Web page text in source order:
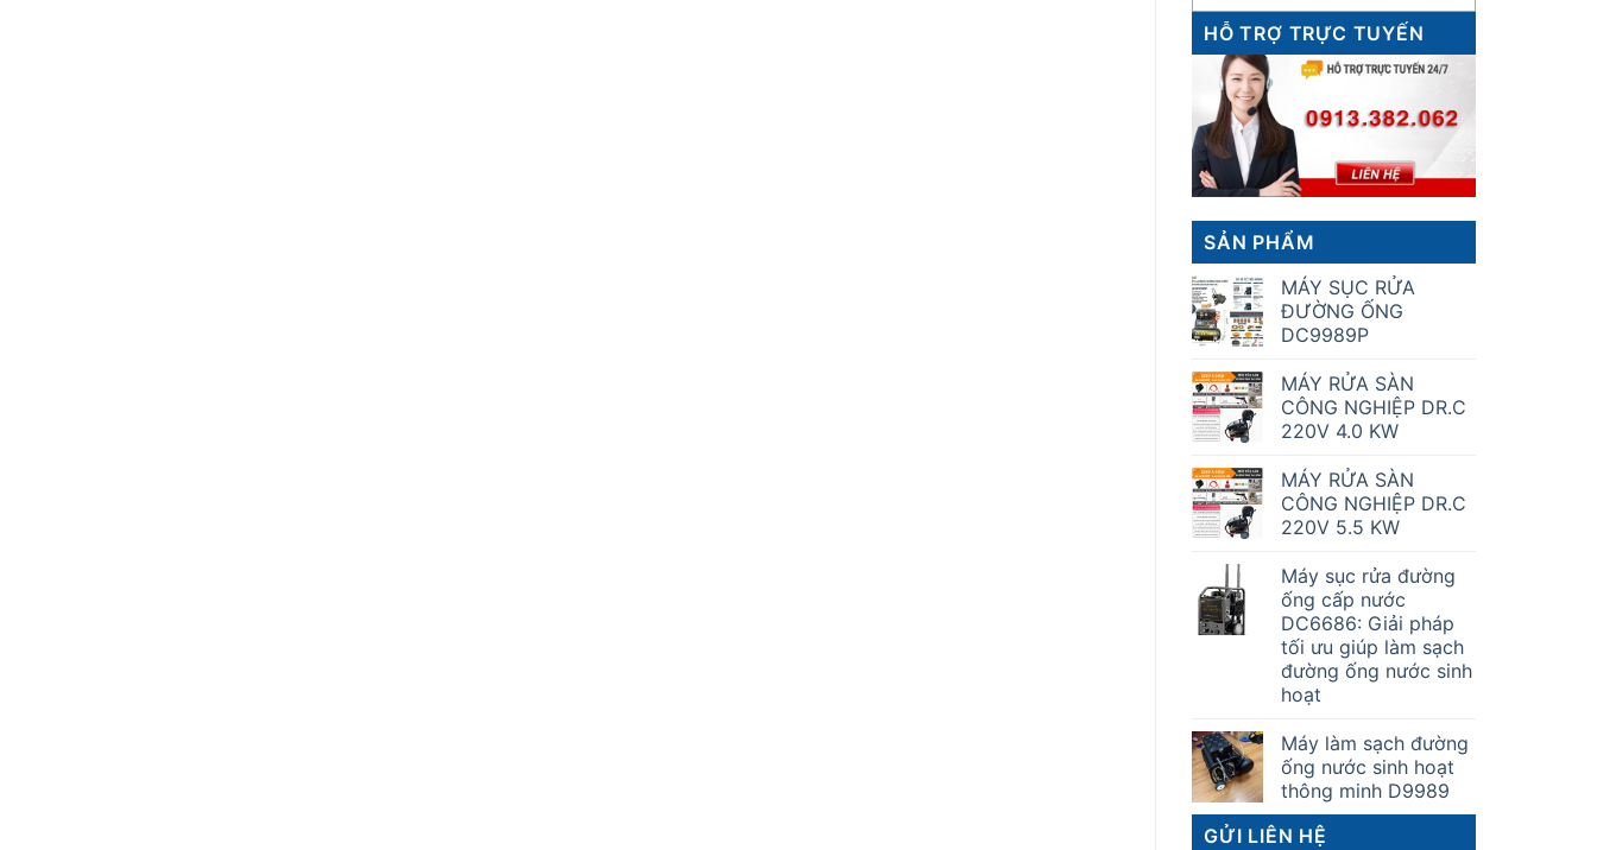
HỖ TRỢ TRỰC TUYẾN
SẢN PHẨM
MÁY SỤC RỬA
ĐƯỜNG ỐNG
DC9989P
MÁY RỬA SÀN
CÔNG NGHIỆP DR.C
220V 4.0 KW
MÁY RỬA SÀN
CÔNG NGHIỆP DR.C
220V 5.5 KW
Máy sục rửa đường
ống cấp nước
DC6686: Giải pháp
tối ưu giúp làm sạch
đường ống nước sinh
hoạt
Máy làm sạch đường
ống nước sinh hoạt
thông minh D9989
GỬI LIÊN HỆ